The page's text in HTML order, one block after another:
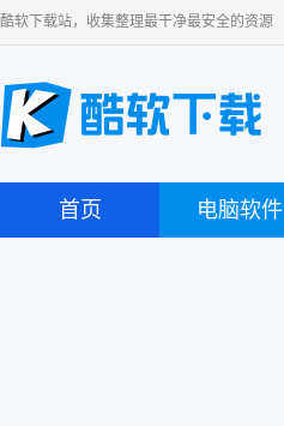
酷软下载站，收集整理最干净最安全的资源
首页 电脑软件